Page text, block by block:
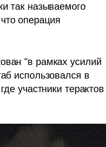
так называемого
операция
"в рамках усилий
использовался в
участники терактов